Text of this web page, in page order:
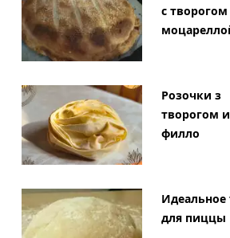
с
Розочки з
творогом
филло
Идеальное
для пиццы